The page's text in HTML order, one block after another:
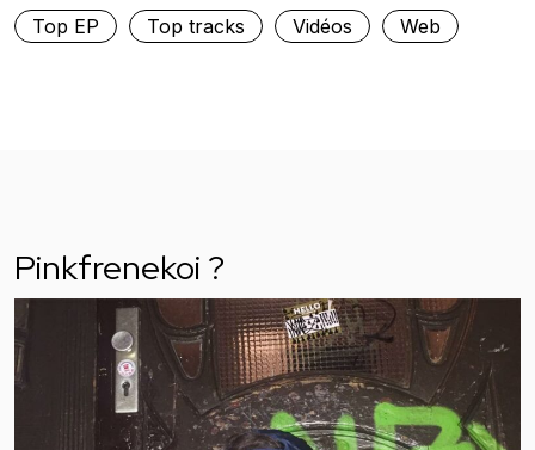
Top EP
Top tracks Vidéos Web
Pinkfrenekoi ?